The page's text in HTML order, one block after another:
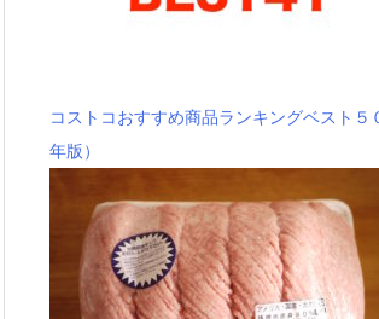
コストコおすすめ商品ランキングベスト５
年版）